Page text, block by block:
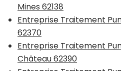
Mines 62138
Entreprise Traitement
62370
Entreprise Traitement
Château 62390